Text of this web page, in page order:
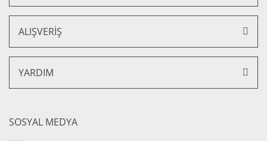
ALIŞVERİŞ
YARDIM
SOSYAL MEDYA